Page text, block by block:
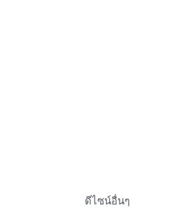
ดีไซน์อื่นๆ